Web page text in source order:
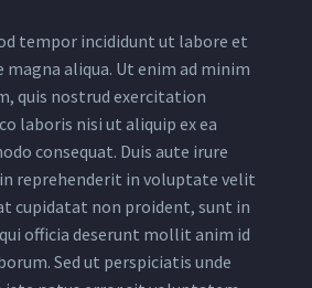
tempor incididunt ut labore et
magna aliqua. Ut enim ad minim
quis nostrud exercitation
laboris nisi ut aliquip ex ea
consequat. Duis aute irure
reprehenderit in voluptate velit
cupidatat non proident, sunt in
officia deserunt mollit anim id
Sed ut perspiciatis unde